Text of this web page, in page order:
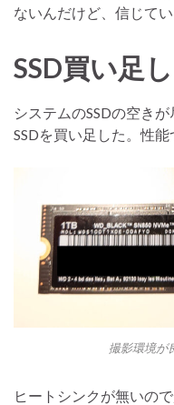
ないんだけど、信じてい
SSD買い足し
システムのSSDの空き
SSDを買い足した。性
撮影環境が
ヒートシンクが無いの